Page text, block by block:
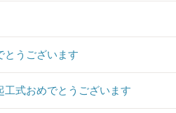
うございます
おめでとうございます